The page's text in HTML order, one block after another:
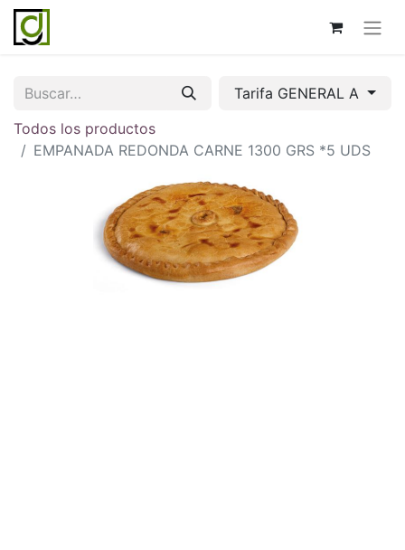
Tarifa GENERAL A
Todos los productos
EMPANADA REDONDA CARNE 1300 GRS *5 UDS